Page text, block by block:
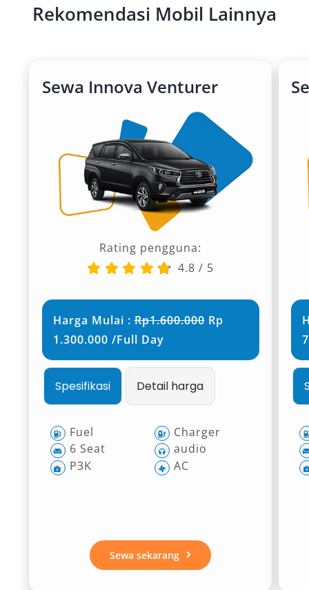
Rekomendasi Mobil Lainnya
Sewa Innova Venturer
Rating pengguna:
4.8 / 5
Harga Mulai :Rp1.600.000Rp
1.300.000 /Full Day
Spesifikasi Detail harga
Fuel
6 Seat
P3K
Charger
audio
AC
Sewa sekarang